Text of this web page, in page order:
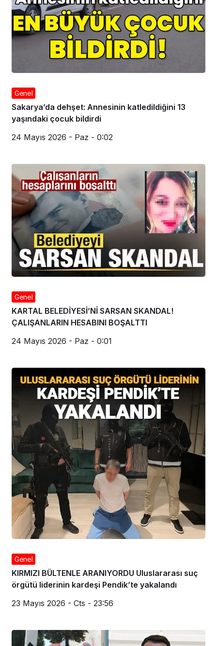
Genel
Sakarya’da dehşet: Annesinin katledildiğini 13
yaşındaki çocuk bildirdi
24 Mayıs 2026 - Paz - 0:02
Genel
KARTAL BELEDİYESİ’Nİ SARSAN SKANDAL!
ÇALIŞANLARIN HESABINI BOŞALTTI
24 Mayıs 2026 - Paz - 0:01
Genel
KIRMIZI BÜLTENLE ARANIYORDU Uluslararası suç
örgütü liderinin kardeşi Pendik’te yakalandı
23 Mayıs 2026 - Cts - 23:56